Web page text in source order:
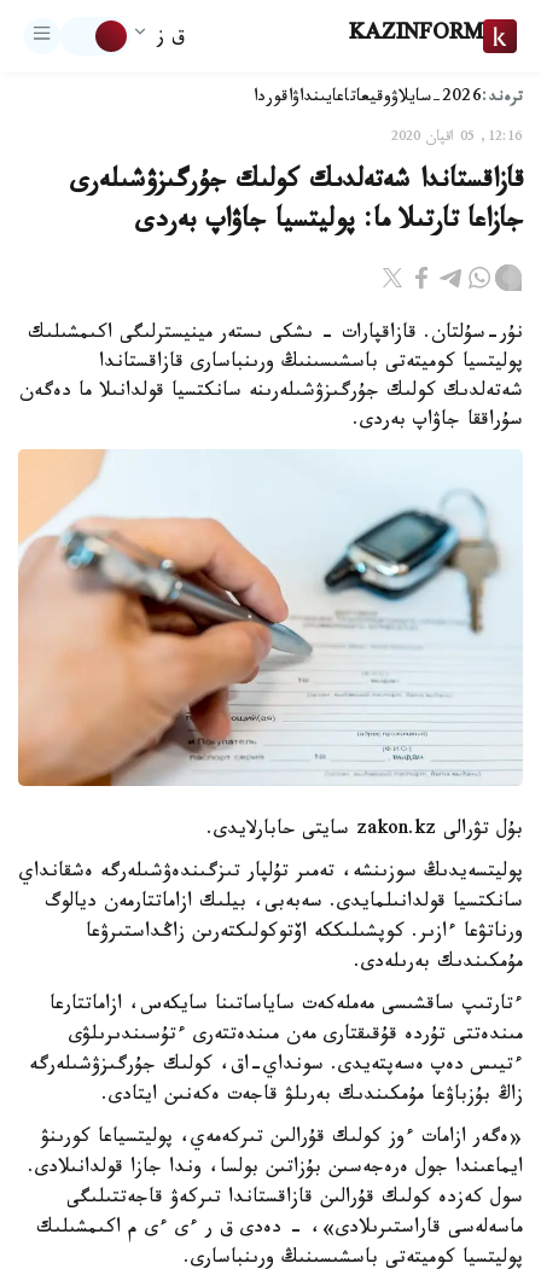
KAZINFORM ق ز
ترەند:2026-سايلاۋ وقيعاتاعايىنداۋاقوردا
12:16, 05 اقپان 2020
قازاقستاندا شەتەلدىك كولىك جۇرگىزۋشىلەرى
جازاعا تارتىلا ما: پوليتسيا جاۋاپ بەردى
نۇر-سۇلتان. قازاقپارات - ىشكى ىستەر مينيسترلىگى اكىمشىلىك
پوليتسيا كوميتەتى باسشىسىنىڭ ورىنباسارى قازاقستاندا
شەتەلدىك كولىك جۇرگىزۋشىلەرىنە سانكتسيا قولدانىلا ما دەگەن
سۇراققا جاۋاپ بەردى.
بۇل تۋرالى zakon.kz سايتى حابارلايدى.
پوليتسەيدىڭ سوزىنشە، تەمىر تۇلپار تىزگىندەۋشىلەرگە ەشقانداي
سانكتسيا قولدانىلمايدى. سەبەبى، بيلىك ازاماتتارمەن ديالوگ
ورناتۋعا ءازىر. كوپشىلىككە اۆتوكولىكتەرىن زاڭداستىرۋعا
مۇمكىندىك بەرىلەدى.
ءتارتىپ ساقشىسى مەملەكەت ساياساتىنا سايكەس، ازاماتتارعا
مىندەتتى تۇردە قۇقىقتارى مەن مىندەتتەرى ءتۇسىندىرىلۋى
ءتيىس دەپ ەسەپتەيدى. سونداي-اق، كولىك جۇرگىزۋشىلەرگە
زاڭ بۇزباۋعا مۇمكىندىك بەرىلۋ قاجەت ەكەنىن ايتادى.
«ەگەر ازامات ءوز كولىك قۇرالىن تىركەمەي، پوليتسياعا كورىنۋ
ايماعىندا جول ەرەجەسىن بۇزاتىن بولسا، وندا جازا قولدانىلادى.
سول كەزدە كولىك قۇرالىن قازاقستاندا تىركەۋ قاجەتتىلىگى
ماسەلەسى قاراستىرىلادى»، - دەدى ق ر ءى ءى م اكىمشىلىك
پوليتسيا كوميتەتى باسشىسىنىڭ ورىنباسارى.